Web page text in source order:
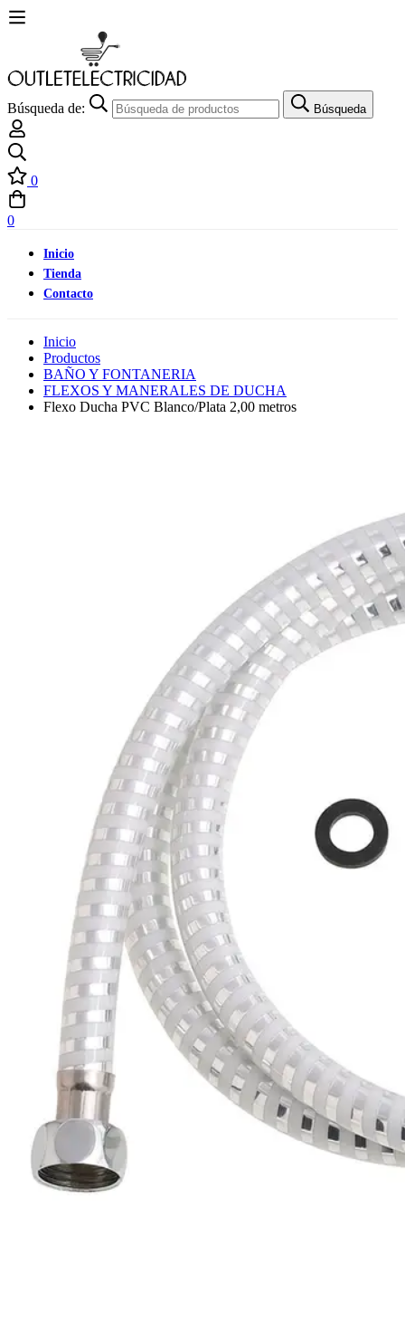
Búsqueda de: Búsqueda
0
0
Inicio
Tienda
Contacto
Inicio
Productos
BAÑO Y FONTANERIA
FLEXOS Y MANERALES DE DUCHA
Flexo Ducha PVC Blanco/Plata 2,00 metros